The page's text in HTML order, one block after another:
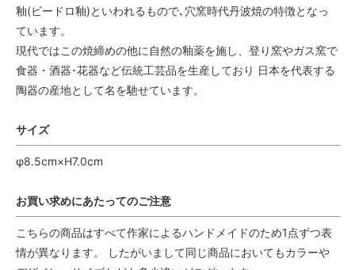
釉(ビードロ釉)といわれるもので､穴窯時代丹波焼の特徴となっ
ています。
現代ではこの焼締めの他に自然の釉薬を施し、登り窯やガス窯で
食器・酒器･花器など伝統工芸品を生産しており 日本を代表する
陶器の産地として名を馳せています。
サイズ
φ8.5cm×H7.0cm
お買い求めにあたってのご注意
こちらの商品はすべて作家によるハンドメイドのため1点ずつ表
情が異なります。 したがいまして同じ商品においてもカラーや